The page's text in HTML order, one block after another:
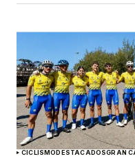
CICLISMO DESTACADOSGRAN